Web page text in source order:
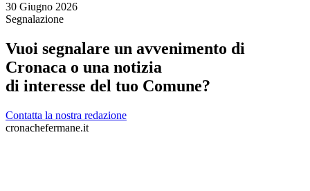
30 Giugno 2026
Segnalazione
Vuoi segnalare un avvenimento di
Cronaca o una notizia
di interesse del tuo Comune?
Contatta la nostra redazione
cronachefermane.it